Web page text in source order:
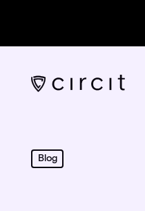
Blog